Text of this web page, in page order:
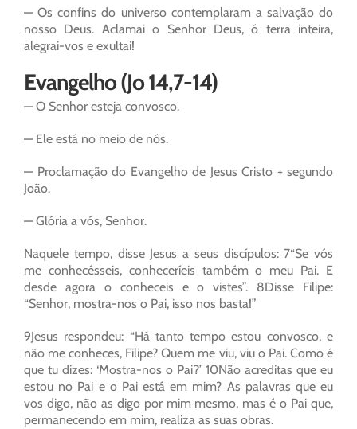
— Os confins do universo contemplaram a salvação do
nosso Deus. Aclamai o Senhor Deus, ó terra inteira,
alegrai-vos e exultai!
Evangelho (Jo 14,7-14)
— O Senhor esteja convosco.
— Ele está no meio de nós.
— Proclamação do Evangelho de Jesus Cristo + segundo
João.
— Glória a vós, Senhor.
Naquele tempo, disse Jesus a seus discípulos: 7“Se vós
me conhecêsseis, conheceríeis também o meu Pai. E
desde agora o conheceis e o vistes”. 8Disse Filipe:
“Senhor, mostra-nos o Pai, isso nos basta!”
9Jesus respondeu: “Há tanto tempo estou convosco, e
não me conheces, Filipe? Quem me viu, viu o Pai. Como é
que tu dizes: ‘Mostra-nos o Pai?’ 10Não acreditas que eu
estou no Pai e o Pai está em mim? As palavras que eu
vos digo, não as digo por mim mesmo, mas é o Pai que,
permanecendo em mim, realiza as suas obras.